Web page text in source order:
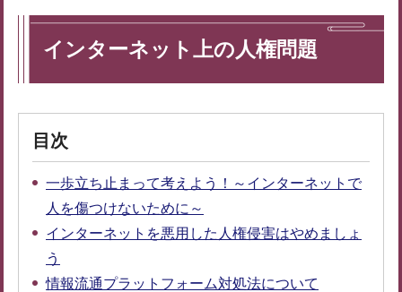
インターネット上の人権問題
目次
一歩立ち止まって考えよう！～インターネットで
人を傷つけないために～
インターネットを悪用した人権侵害はやめましょ
う
情報流通プラットフォーム対処法について